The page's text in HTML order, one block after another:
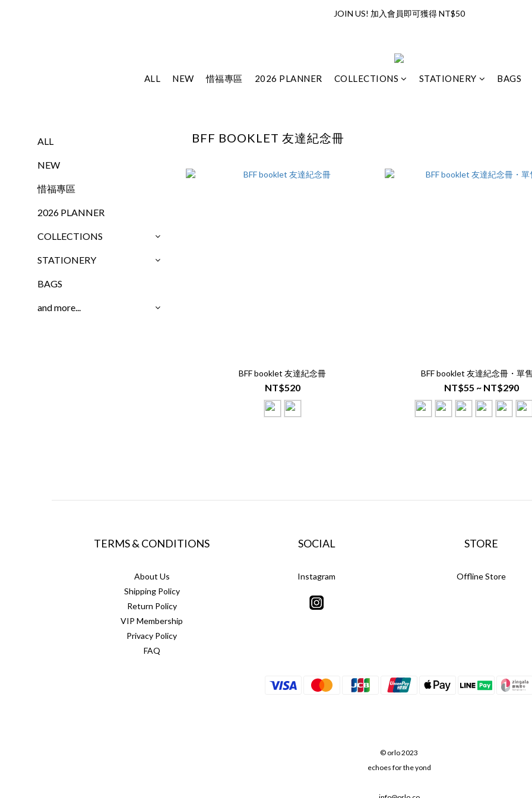
全館滿兩千享免運優惠（限台灣地區）
JOIN US! 加入會員即可獲得 NT$50
ALL NEW 惜福專區 2026 PLANNER COLLECTIONS STATIONERY BAGS
ALL
NEW
惜福專區
2026 PLANNER
COLLECTIONS
STATIONERY
BAGS
and more...
BFF BOOKLET 友達紀念冊
BFF booklet 友達紀念冊
NT$520
BFF booklet 友達紀念冊・單
NT$55 ~ NT$290
TERMS & CONDITIONS
About Us
Shipping Policy
Return Policy
VIP Membership
Privacy Policy
FAQ
SOCIAL
Instagram
STORE
Offline Store
© orlo 2023
echoes for the yond